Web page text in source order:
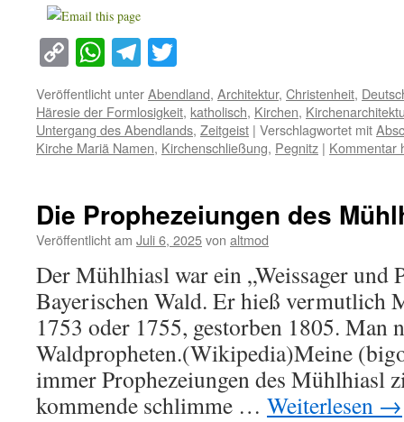
Copy
Link
WhatsApp
Telegram
Veröffentlicht unterAbendland, Architektur, Christenheit,
Häresie der Formlosigkeit, katholisch, Kirchen,
Untergang des Abendlands, Zeitgeist | Verschlagwortet mit
Kirche Mariä Namen, Kirchenschließung, Pegnitz | Kommentar
Die Prophezeiungen des
Veröffentlicht am Juli 6, 2025von altmod
Der Mühlhiasl war ein „Weissager und
Bayerischen Wald. Er hieß vermutlich
1753 oder 1755, gestorben 1805. Man
Waldpropheten.(Wikipedia)Meine
immer Prophezeiungen des Mühlhiasl
kommende schlimme … Weiterlesen →